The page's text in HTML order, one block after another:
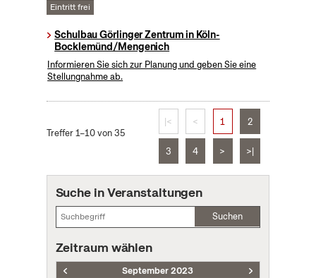
Eintritt frei
Schulbau Görlinger Zentrum in Köln-
Bocklemünd/Mengenich
Informieren Sie sich zur Planung und geben Sie eine
Stellungnahme ab.
Treffer 1–10 von 35
|< < 1 2
3 4 > >|
Suche in Veranstaltungen
Suchen
Zeitraum wählen
September 2023